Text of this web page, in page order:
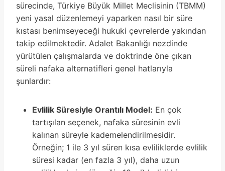
sürecinde, Türkiye Büyük Millet Meclisinin (TBMM)
yeni yasal düzenlemeyi yaparken nasıl bir süre
kıstası benimseyeceği hukuki çevrelerde yakından
takip edilmektedir. Adalet Bakanlığı nezdinde
yürütülen çalışmalarda ve doktrinde öne çıkan
süreli nafaka alternatifleri genel hatlarıyla
şunlardır:
Evlilik Süresiyle Orantılı Model: En çok
tartışılan seçenek, nafaka süresinin evli
kalınan süreyle kademelendirilmesidir.
Örneğin; 1 ile 3 yıl süren kısa evliliklerde evlilik
süresi kadar (en fazla 3 yıl), daha uzun